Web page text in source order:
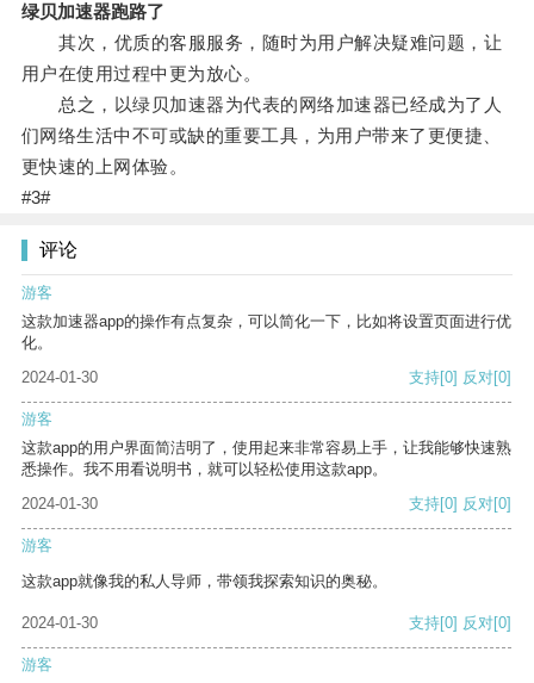
绿贝加速器跑路了
其次，优质的客服服务，随时为用户解决疑难问题，让
用户在使用过程中更为放心。
总之，以绿贝加速器为代表的网络加速器已经成为了人
们网络生活中不可或缺的重要工具，为用户带来了更便捷、
更快速的上网体验。
#3#
评论
游客
这款加速器app的操作有点复杂，可以简化一下，比如将设置页面进行优
化。
2024-01-30
支持[0] 反对[0]
游客
这款app的用户界面简洁明了，使用起来非常容易上手，让我能够快速熟
悉操作。我不用看说明书，就可以轻松使用这款app。
2024-01-30
支持[0] 反对[0]
游客
这款app就像我的私人导师，带领我探索知识的奥秘。
2024-01-30 支持[0] 反对[0]
游客